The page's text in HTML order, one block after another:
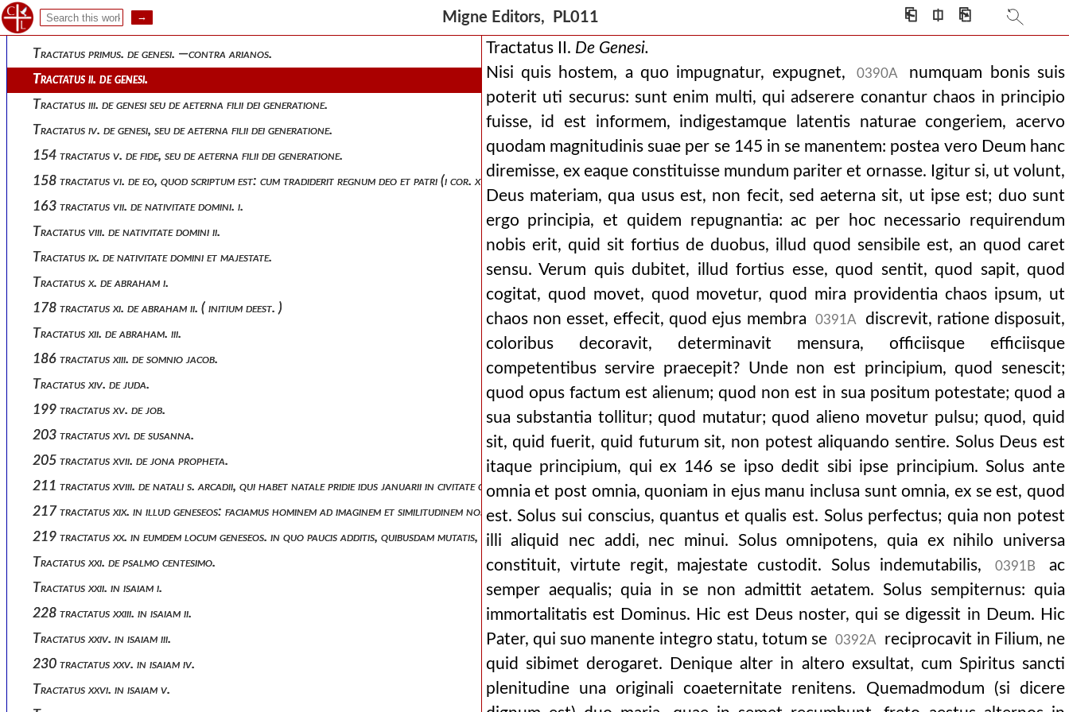
Migne Editors, PL011 ⎗ ⎅ ⎘
141 tractatuum sancti zenonis episcopi veronensis liber secundus.
Tractatus primus. de genesi. —contra arianos.
Tractatus ii. de genesi.
Tractatus iii. de genesi seu de aeterna filii dei generatione.
Tractatus iv. de genesi, seu de aeterna filii dei generatione.
154 tractatus v. de fide, seu de aeterna filii dei generatione.
158 tractatus vi. de eo, quod scriptum est: cum tradiderit regnum deo et patri (i cor. xv, v. 24).
163 tractatus vii. de nativitate domini. i.
Tractatus viii. de nativitate domini ii.
Tractatus ix. de nativitate domini et majestate.
Tractatus x. de abraham i.
178 tractatus xi. de abraham ii. ( initium deest. )
Tractatus xii. de abraham. iii.
186 tractatus xiii. de somnio jacob.
Tractatus xiv. de juda.
199 tractatus xv. de job.
203 tractatus xvi. de susanna.
205 tractatus xvii. de jona propheta.
211 tractatus xviii. de natali s. arcadii, qui habet natale pridie idus januarii in civitate cesareae mauritaniae.
217 tractatus xix. in illud geneseos: faciamus hominem ad imaginem et similitudinem nostram.
219 tractatus xx. in eumdem locum geneseos. in quo paucis additis, quibusdam mutatis, continentur ea quae in superiore.
Tractatus xxi. de psalmo centesimo.
Tractatus xxii. in isaiam i.
228 tractatus xxiii. in isaiam ii.
Tractatus xxiv. in isaiam iii.
230 tractatus xxv. in isaiam iv.
Tractatus xxvi. in isaiam v.
Tractatus II. De Genesi.
Nisi quis hostem, a quo impugnatur, expugnet,
0390A
numquam bonis suis
poterit uti securus: sunt enim multi, qui adserere conantur chaos in principio
fuisse, id est informem, indigestamque latentis naturae congeriem, acervo
quodam magnitudinis suae per se 145 in se manentem: postea vero Deum hanc
diremisse, ex eaque constituisse mundum pariter et ornasse. Igitur si, ut volunt,
Deus materiam, qua usus est, non fecit, sed aeterna sit, ut ipse est; duo sunt
ergo principia, et quidem repugnantia: ac per hoc necessario requirendum
nobis erit, quid sit fortius de duobus, illud quod sensibile est, an quod caret
sensu. Verum quis dubitet, illud fortius esse, quod sentit, quod sapit, quod
cogitat, quod movet, quod movetur, quod mira providentia chaos ipsum, ut
chaos non esset, effecit, quod ejus membra
0391A
discrevit, ratione disposuit,
coloribus decoravit, determinavit mensura, officiisque efficiisque
competentibus servire praecepit? Unde non est principium, quod senescit;
quod opus factum est alienum; quod non est in sua positum potestate; quod a
sua substantia tollitur; quod mutatur; quod alieno movetur pulsu; quod, quid
sit, quid fuerit, quid futurum sit, non potest aliquando sentire. Solus Deus est
itaque principium, qui ex 146 se ipso dedit sibi ipse principium. Solus ante
omnia et post omnia, quoniam in ejus manu inclusa sunt omnia, ex se est, quod
est. Solus sui conscius, quantus et qualis est. Solus perfectus; quia non potest
illi aliquid nec addi, nec minui. Solus omnipotens, quia ex nihilo universa
constituit, virtute regit, majestate custodit. Solus indemutabilis,
0391B
ac
semper aequalis; quia in se non admittit aetatem. Solus sempiternus: quia
immortalitatis est Dominus. Hic est Deus noster, qui se digessit in Deum. Hic
Pater, qui suo manente integro statu, totum se
0392A
reciprocavit in Filium, ne
quid sibimet derogaret. Denique alter in altero exsultat, cum Spiritus sancti
plenitudine una originali coaeternitate renitens. Quemadmodum (si dicere